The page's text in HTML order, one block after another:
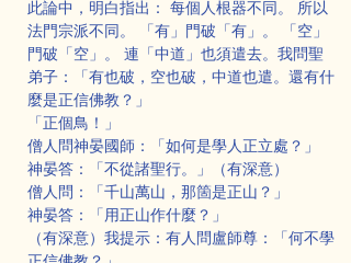
此論中，明白指出： 每個人根器不同。 所以
法門宗派不同。 「有」門破「有」。 「空」
門破「空」。 連「中道」也須遣去。我問聖
弟子：「有也破，空也破，中道也遣。還有什
麼是正信佛教？」
「正個鳥！」
僧人問神晏國師：「如何是學人正立處？」
神晏答：「不從諸聖行。」（有深意）
僧人問：「千山萬山，那箇是正山？」
神晏答：「用正山作什麼？」
（有深意）我提示：有人問盧師尊：「何不學